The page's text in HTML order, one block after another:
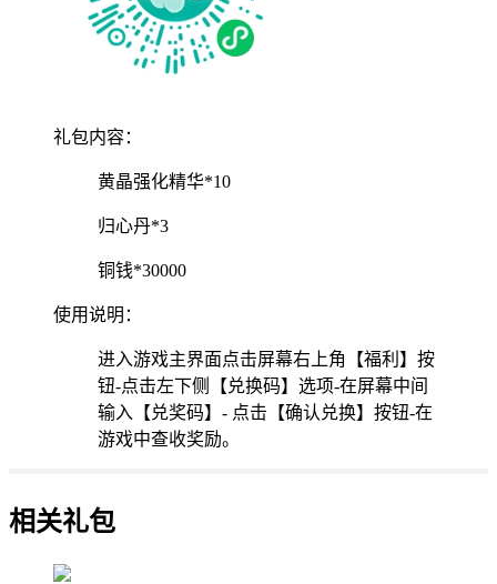
礼包内容：
黄晶强化精华*10
归心丹*3
铜钱*30000
使用说明：
进入游戏主界面点击屏幕右上角【福利】按
钮-点击左下侧【兑换码】选项-在屏幕中间
输入【兑奖码】- 点击【确认兑换】按钮-在
游戏中查收奖励。
相关礼包